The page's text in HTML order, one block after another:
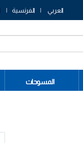
العربي الفرنسية
المسوحات